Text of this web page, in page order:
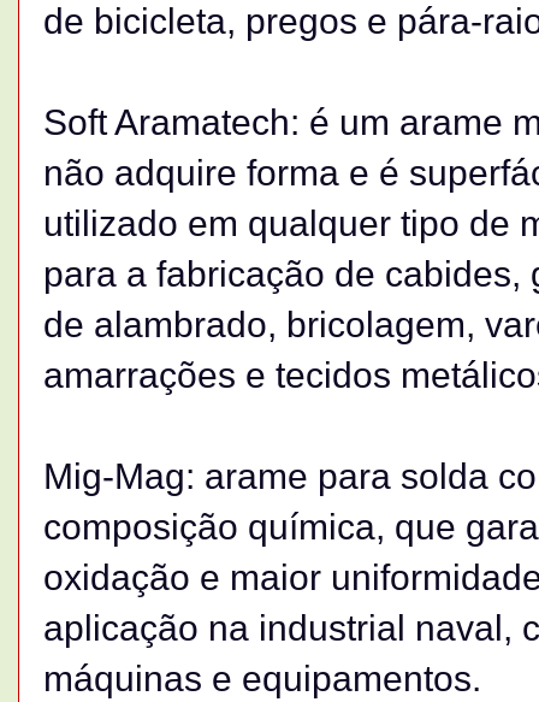
de bicicleta, pregos e pára-
Soft Aramatech: é um arame
não adquire forma e é
utilizado em qualquer tipo de
para a fabricação de
de alambrado, bricolagem,
amarrações e tecidos
Mig-Mag: arame para solda
composição química, que
oxidação e maior
aplicação na industrial naval,
máquinas e equipamentos.